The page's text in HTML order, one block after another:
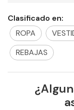
Clasificado en:
ROPA
REBAJAS